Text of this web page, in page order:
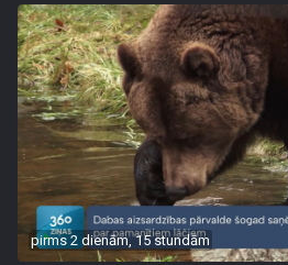
pirms 2 dienām, 15 stundām